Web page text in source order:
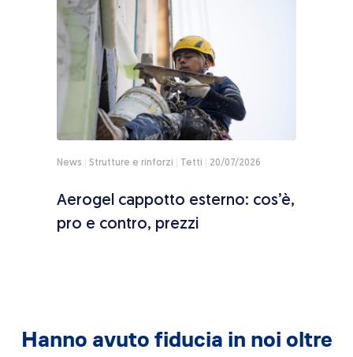
Approfondimenti 20/07/2026
Metodo serio per allontanare i
piccioni: i sistemi definitivi
Hanno avuto fiducia in noi oltre